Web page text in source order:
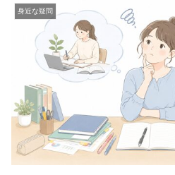
身近な疑問